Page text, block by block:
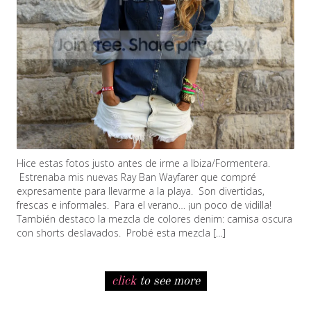
Hice estas fotos justo antes de irme a Ibiza/Formentera.
Estrenaba mis nuevas Ray Ban Wayfarer que compré
expresamente para llevarme a la playa. Son divertidas,
frescas e informales. Para el verano… ¡un poco de vidilla!
También destaco la mezcla de colores denim: camisa oscura
con shorts deslavados. Probé esta mezcla […]
clickto see more